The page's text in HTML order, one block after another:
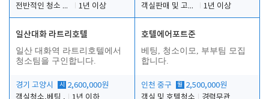
전반적인 청소 업무(객실청소.객실정리)
1년 이상
객실판매 및 고객응대
1년 이상
일산대화 라트리호텔
일산 대화역 라트리호텔에서
청소팀을 구인합니다.
경기 고양시 시
2,600,000원
호텔에어포트준
베팅, 청소이모, 부부팀 모집
합니다.
인천 중구 월 2,500,000원